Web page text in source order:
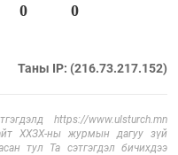
0 0
Таны IP: (216.73.217.152)
https://www.ulsturch.mn
ХХЗХ-ны журмын дагуу зүй
тул Та сэтгэгдэл бичихдээ